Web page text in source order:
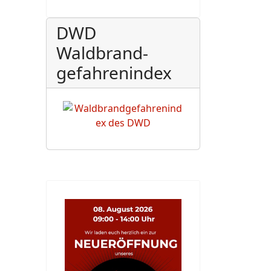
DWD
Waldbrand-
gefahrenindex